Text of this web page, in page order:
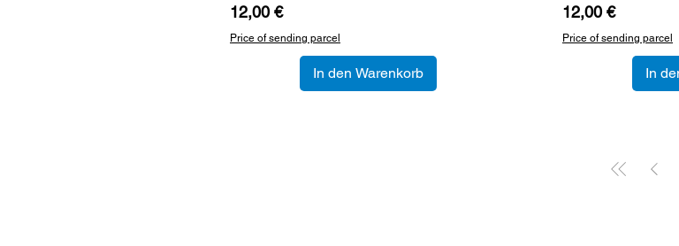
Preis
12,00 €
Price of sending parcel
In den Warenkorb
Preis
12,00 €
Price of sending parcel
In